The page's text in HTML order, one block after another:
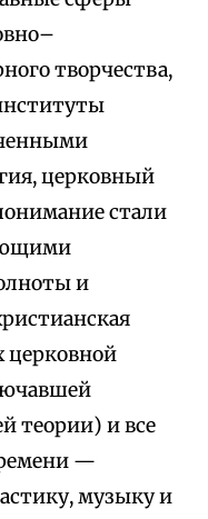
творчества,
церковный
стали
и
церковной
теории) и все
—
музыку и